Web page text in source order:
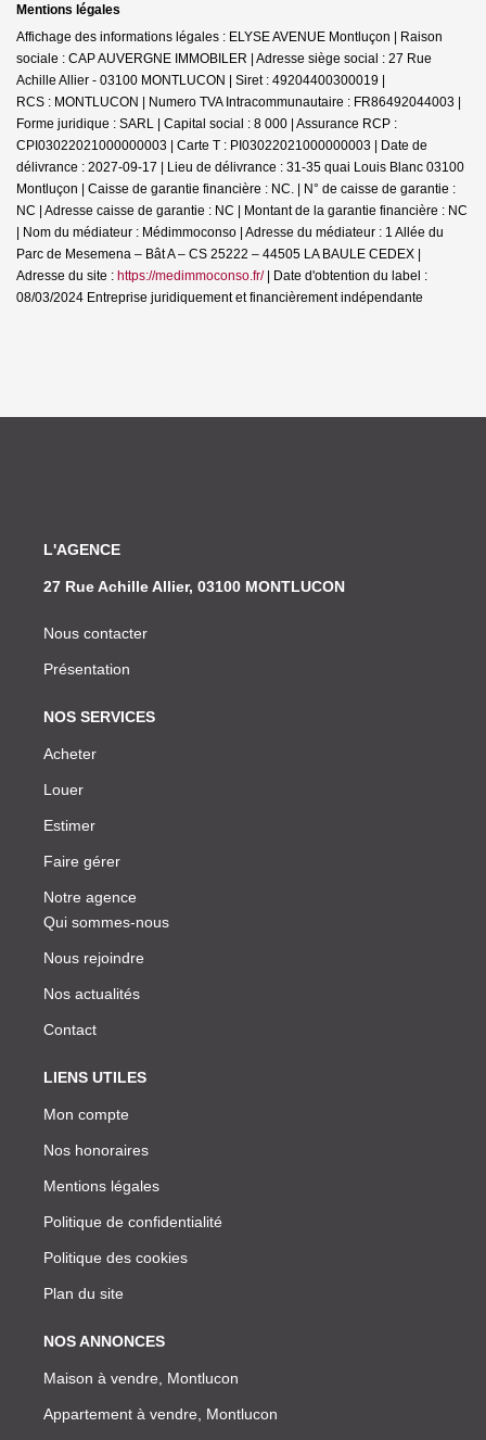
Mentions légales
Affichage des informations légales : ELYSE AVENUE Montluçon | Raison
sociale : CAP AUVERGNE IMMOBILER | Adresse siège social : 27 Rue
Achille Allier - 03100 MONTLUCON | Siret : 49204400300019 |
RCS : MONTLUCON | Numero TVA Intracommunautaire : FR86492044003 |
Forme juridique : SARL | Capital social : 8 000 | Assurance RCP :
CPI03022021000000003 | Carte T : PI03022021000000003 | Date de
délivrance : 2027-09-17 | Lieu de délivrance : 31-35 quai Louis Blanc 03100
Montluçon | Caisse de garantie financière : NC. | N° de caisse de garantie :
NC | Adresse caisse de garantie : NC | Montant de la garantie financière : NC
| Nom du médiateur : Médimmoconso | Adresse du médiateur : 1 Allée du
Parc de Mesemena – Bât A – CS 25222 – 44505 LA BAULE CEDEX |
Adresse du site : https://medimmoconso.fr/| Date d'obtention du label :
08/03/2024 Entreprise juridiquement et financièrement indépendante
L'AGENCE
27 Rue Achille Allier, 03100 MONTLUCON
Nous contacter
Présentation
NOS SERVICES
Acheter
Louer
Estimer
Faire gérer
Notre agence
Qui sommes-nous
Nous rejoindre
Nos actualités
Contact
LIENS UTILES
Mon compte
Nos honoraires
Mentions légales
Politique de confidentialité
Politique des cookies
Plan du site
NOS ANNONCES
Maison à vendre, Montlucon
Appartement à vendre, Montlucon